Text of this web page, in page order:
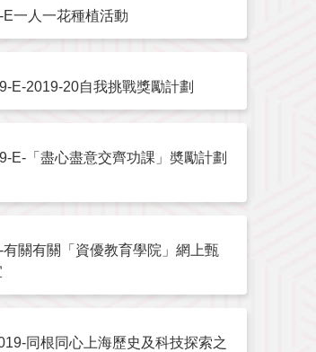
E一人一花種植活動
E-2019-20自我挑戰獎勵計劃
E-「盡心盡意交齊功課」奬勵計劃
有關有關「資優教育學院」網上甄
同根同心上海歷史及科技探索之